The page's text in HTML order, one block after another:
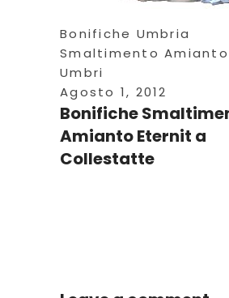
Bonifiche Umbria
Smaltimento
Umbri
Agosto 1, 2012
Bonifiche
Amianto Eternit a
Collestatte